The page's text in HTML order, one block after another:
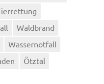
Waldbrand
Wassernotfall
Ötztal